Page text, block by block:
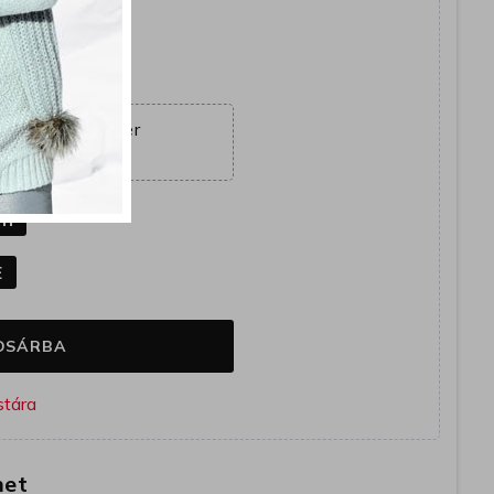
ajánlat véget ér
02:02:50